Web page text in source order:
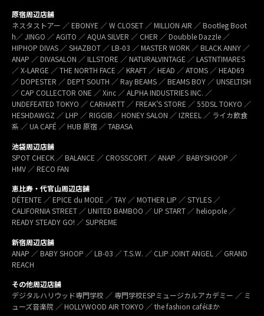
原宿周辺店舗
ネスタストアー ／ EBONYE ／ W CLOSET ／ MILLION AIR ／ Bootleg Boot
h／ JINGO ／ AGITO ／ AQUA SILVER ／ CHER ／ Doubble Dazzle ／
HIPHOP DIVAS ／ SHAZBOT ／ LB-03 ／ MASTER WORK ／ BLACK ANNY ／
ANAP ／ DIVASALON ／ ILLSTORE ／ NATURALVINTAGE ／ LASTNTIMARES
／ X-LARGE ／ THE NORTH FACE ／ KRAFT ／ HEAD ／ ATOMS ／ HEAD69
／ DOPESTER ／ DEPT SOUTH ／ Ray BEAMS ／ BEAMS BOY ／ UNSELTISH
／ CAP COLLECTOR ONE ／ Xinc ／ ALPHA INDUSTRIES INC. ／
UNDEFEATED TOKYO ／ CARHARTT ／ FREAK’S STORE ／ 55DSL TOKYO ／
HESHDAWGZ ／ LHP ／ RIGGIB／ HONEY SALON ／ IZREEL ／ ライカ飲食
系 ／ UA CAFÉ ／ HUB 原宿 ／ TABASA
池袋周辺店舗
SPOT CHECK ／ BALANCE ／ CROSSCORT ／ ANAP ／ BABYSHOOP ／
HMV ／ RECO FAN
恵比寿・代官山周辺店舗
DÉTENTE ／ EPICE du MODE ／ TAY ／ MOTHER LIP ／ STYLES ／
CALIFORNIA STREET ／ UNITED BAMBOO ／ UP START ／ heliopole ／
READY STEADY GO! ／ SUPREME
新宿周辺店舗
ANAP ／ BABY SHOOP ／ LB-03 ／ T.S.W. ／ CLIP JOINT ANGEL ／ GRAND
REACH
その他周辺店舗
デジタルハリウッド専門学校 ／ 専門学校ESPミュージカルアカデミー ／ ミ
ューズ音楽院 ／ HOLLYWOOD AIR TOKYO ／ the fashion caféほか